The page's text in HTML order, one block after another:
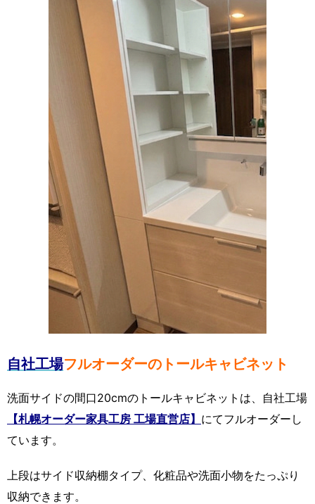
自社工場フルオーダーのトールキャビネット
洗面サイドの間口20cmのトールキャビネットは、自社工場
【札幌オーダー家具工房 工場直営店】 にてフルオーダーし
ています。
上段はサイド収納棚タイプ、化粧品や洗面小物をたっぷり
収納できます。